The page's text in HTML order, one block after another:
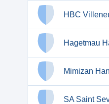
HBC
Hagetmau
Mimizan
SA Saint